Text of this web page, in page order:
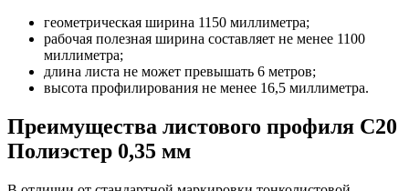
геометрическая ширина 1150 миллиметра;
рабочая полезная ширина составляет не менее 1100
миллиметра;
длина листа не может превышать 6 метров;
высота профилирования не менее 16,5 миллиметра.
Преимущества листового профиля С20
Полиэстер 0,35 мм